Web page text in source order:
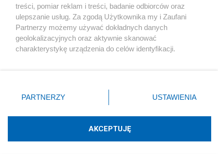
X Facebook Instagram Youtube
Technologię dostarcza:W3media.pl
treści, pomiar reklam i treści, badanie odbiorców oraz
ulepszanie usług. Za zgodą Użytkownika my i Zaufani
Partnerzy możemy używać dokładnych danych
geolokalizacyjnych oraz aktywnie skanować
charakterystykę urządzenia do celów identyfikacji.
zmienić/wycofać klikając przycisk ustawień prywatności
znajdujący się w lewym dolnym rogu strony
rodzaje przetwarzania danych nie wymagają zgody
użytkownika, ale masz prawo sprzeciwić się takiemu
PARTNERZY USTAWIENIA
AKCEPTUJĘ